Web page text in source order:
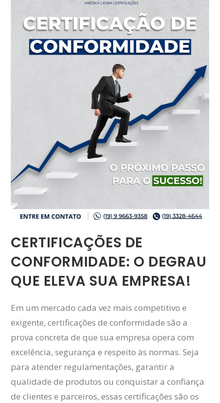
CERTIFICAÇÕES DE
CONFORMIDADE: O DEGRAU
QUE ELEVA SUA EMPRESA!
Em um mercado cada vez mais competitivo e
exigente, certificações de conformidade são a
prova concreta de que sua empresa opera com
excelência, segurança e respeito às normas. Seja
para atender regulamentações, garantir a
qualidade de produtos ou conquistar a confiança
de clientes e parceiros, essas certificações são os